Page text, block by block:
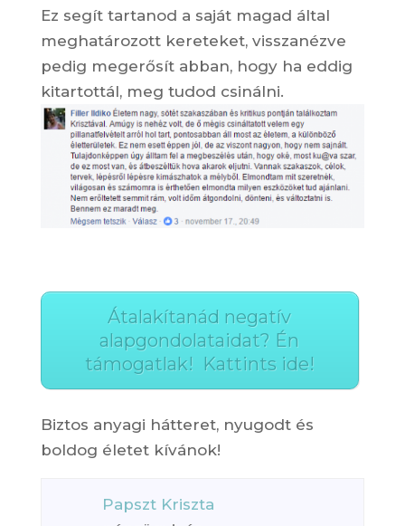
Ez segít tartanod a saját magad által
meghatározott kereteket, visszanézve
pedig megerősít abban, hogy ha eddig
kitartottál, meg tudod csinálni.
Átalakítanád negatív
alapgondolataidat? Én
támogatlak! Kattints ide!
Biztos anyagi hátteret, nyugodt és
boldog életet kívánok!
Papszt Kriszta